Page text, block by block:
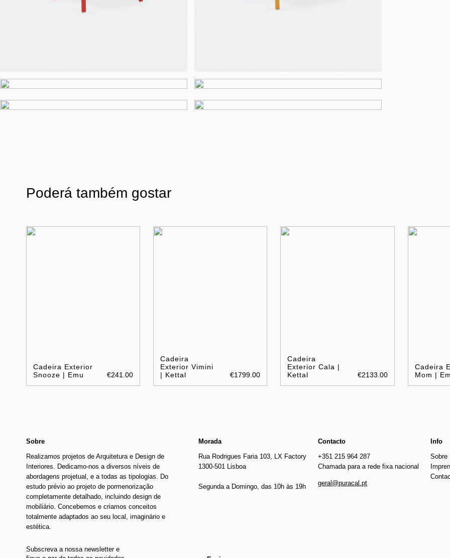
Poderá também gostar
Cadeira Exterior
Snooze | Emu
€241.00
Cadeira
Exterior Vimini
| Kettal
€1799.00
Cadeira
Exterior Cala |
Kettal
€2133.00
Cadeira
Mom |
Sobre
Realizamos projetos de Arquitetura e Design de
Interiores. Dedicamo-nos a diversos níveis de
abordagens projetual, e a todas as tipologias. Do
estudo prévio ao projeto de pormenorização
completamente detalhado, incluindo design de
mobiliário. Concebemos e criamos conceitos
totalmente adaptados ao seu local, imaginário e
estética.
Morada
Rua Rodrigues Faria 103, LX Factory
1300-501 Lisboa
Segunda a Domingo, das 10h às 19h
Contacto
+351 215 964 287
Chamada para a rede fixa nacional
geral@puracal.pt
Info
Sobre
Subscreva a nossa newsletter e